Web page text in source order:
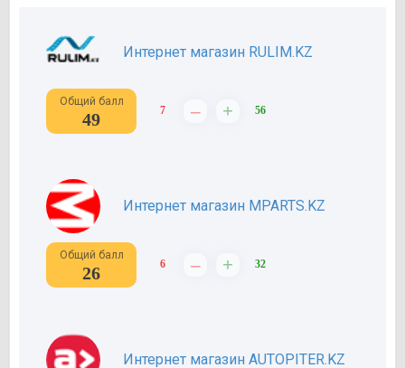
Интернет магазин RULIM.KZ
Общий балл
49 7 – + 56
Интернет магазин MPARTS.KZ
Общий балл
26 6 – + 32
Интернет магазин AUTOPITER.KZ